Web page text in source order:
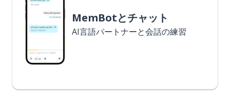
MemBotとチャット
AI言語パートナーと会話の練習